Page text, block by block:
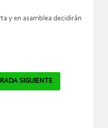
y en asamblea decidirán
SIGUIENTE